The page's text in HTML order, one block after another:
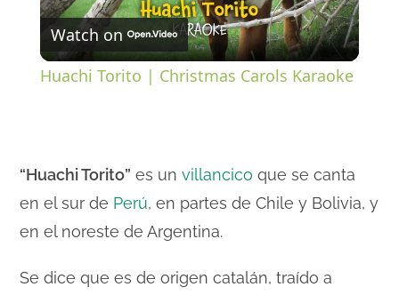
l
V
Watch on
Huachi Torito | Christmas Carols Karaoke
“Huachi Torito” es unvillancico que se canta
en el sur de Perú, en partes de Chile y Bolivia, y
en el noreste de Argentina.
Se dice que es de origen catalán, traído a